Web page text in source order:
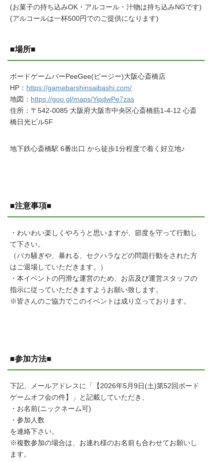
(お菓子の持ち込みOK・アルコール・汁物は持ち込みNGです)
(アルコールは一杯500円でのご提供になります)
■場所■
ボードゲームバーPeeGee(ピージー)大阪心斎橋店
HP： https://gamebarshinsaibashi.com/
地図： https://goo.gl/maps/YipdwPe7zas
住所：〒542-0085 大阪府大阪市中央区心斎橋筋1-4-12 心斎
橋日光ビル5F
地下鉄心斎橋駅 6番出口 から徒歩1分程度で着く好立地♪
■注意事項■
・わいわい楽しくやろうと思いますが、節度を守って行動し
て下さい。
（バカ騒ぎや、暴れる、セクハラなどの問題行動をされた方
はご退場していただきます。）
・本イベントの円滑な運営のため、お店及び運営スタッフの
指示に従っていただきますようお願い致します。
※皆さんのご協力でこのイベントは成り立っております。
■参加方法■
下記、メールアドレスに「【2026年5月9日(土)第52回ボード
ゲームオフ会の件】」と記載していただき、
・お名前(ニックネーム可)
・参加人数
を連絡下さい。
※複数参加の場合は、お連れ様のお名前も合わせてお願いし
ます。